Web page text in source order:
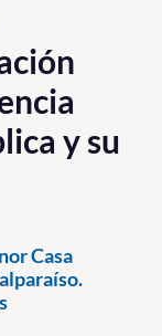
y su
Casa